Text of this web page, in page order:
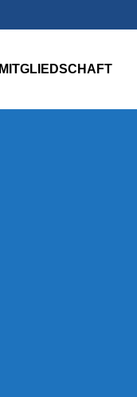
MITGLIEDSCHAFT